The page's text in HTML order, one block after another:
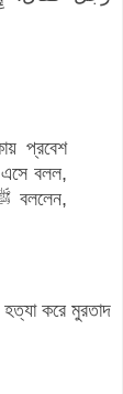
বলল,
করে মুরতাদ